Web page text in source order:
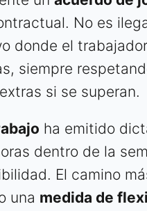
No es
donde el
siempre
si se superan.
ha emitido
dentro de la
El camino
una medida de